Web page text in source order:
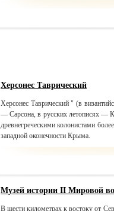
Херсонес Таврический
Херсонес Таврический " (в
— Сарсона, в русских летописях —
древнегреческими колонистами
западной оконечности Крыма.
Музей истории ІІ Мировой
В шести километрах к востоку от